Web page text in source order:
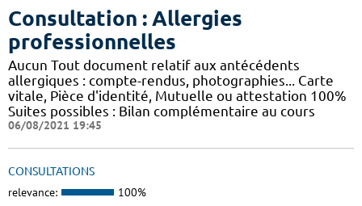
Consultation : Allergies
professionnelles
Aucun Tout document relatif aux antécédents
allergiques : compte-rendus, photographies... Carte
vitale, Pièce d'identité, Mutuelle ou attestation 100%
Suites possibles : Bilan complémentaire au cours
06/08/2021 19:45
CONSULTATIONS
relevance: 100%